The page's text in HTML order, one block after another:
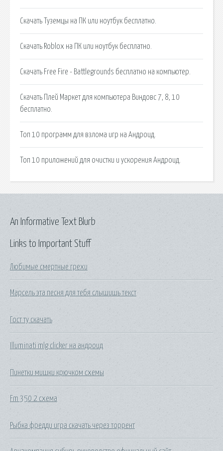
Скачать Туземцы на ПК или ноутбук бесплатно.
Скачать Roblox на ПК или ноутбук бесплатно.
Скачать Free Fire - Battlegrounds бесплатно на компьютер.
Скачать Плей Маркет для компьютера Виндовс 7, 8, 10
бесплатно.
Топ 10 программ для взлома игр на Андроид.
Топ 10 приложений для очистки и ускорения Андроид.
Links to Important Stuff
Любимые смертные грехи
Марсель эта песня для тебя слышишь текст
Гост ту скачать
Illuminati mlg clicker на андроид
Пинетки мишки крючком схемы
Fm 350 2 схема
Рыбка фредди игра скачать через торрент
An Informative Text Blurb